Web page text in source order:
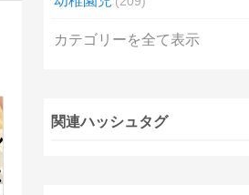
カテゴリーを全て表示
関連ハッシュタグ